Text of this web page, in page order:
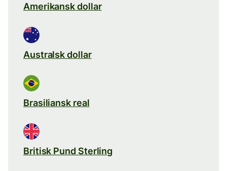
Amerikansk dollar
Australsk dollar
Brasiliansk real
Britisk Pund Sterling